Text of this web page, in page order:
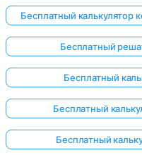
Бесплатный калькулятор
Бесплатный
Бесплатный
Бесплатный
Бесплатный